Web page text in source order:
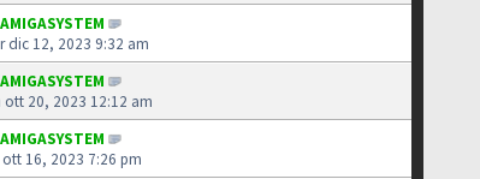
AMIGASYSTEM
dic 12, 2023 9:32 am
AMIGASYSTEM
ott 20, 2023 12:12 am
AMIGASYSTEM
16, 2023 7:26 pm